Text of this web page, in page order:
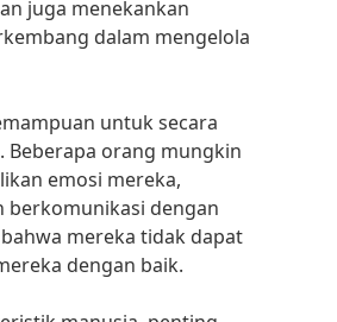
juga menekankan
dalam mengelola
untuk secara
orang mungkin
emosi mereka,
berkomunikasi dengan
mereka tidak dapat
dengan baik.